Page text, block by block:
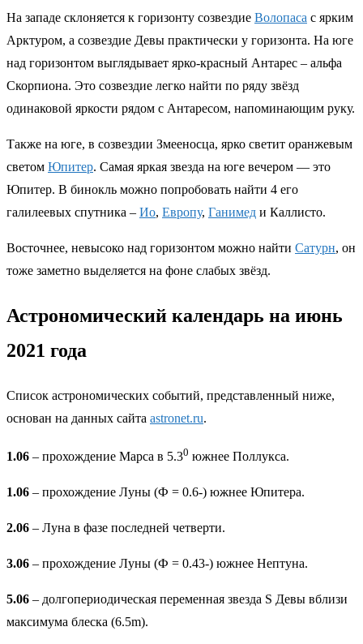
На западе склоняется к горизонту созвездие Волопаса с ярким
Арктуром, а созвездие Девы практически у горизонта. На юге
над горизонтом выглядывает ярко-красный Антарес – альфа
Скорпиона. Это созвездие легко найти по ряду звёзд
одинаковой яркости рядом с Антаресом, напоминающим руку.
Также на юге, в созвездии Змееносца, ярко светит оранжевым
светом Юпитер. Самая яркая звезда на юге вечером — это
Юпитер. В бинокль можно попробовать найти 4 его
галилеевых спутника – Ио, Европу, Ганимед и Каллисто.
Восточнее, невысоко над горизонтом можно найти Сатурн, он
тоже заметно выделяется на фоне слабых звёзд.
Астрономический календарь на июнь
2021 года
Список астрономических событий, представленный ниже,
основан на данных сайта astronet.ru.
1.06 – прохождение Марса в 5.30 южнее Поллукса.
1.06 – прохождение Луны (Ф = 0.6-) южнее Юпитера.
2.06 – Луна в фазе последней четверти.
3.06 – прохождение Луны (Ф = 0.43-) южнее Нептуна.
5.06 – долгопериодическая переменная звезда S Девы вблизи
максимума блеска (6.5m).